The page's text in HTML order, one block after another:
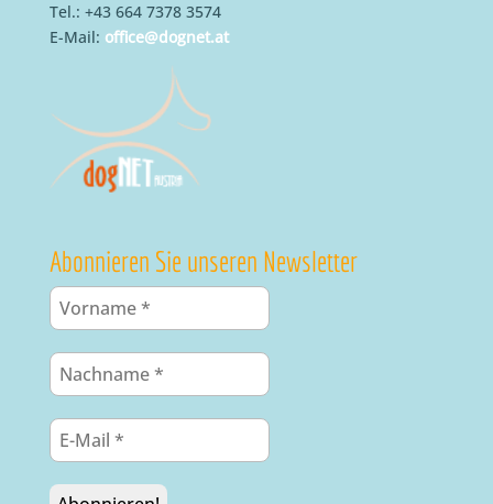
Tel.: +43 664 7378 3574
E-Mail: office@dognet.at
Abonnieren Sie unseren Newsletter